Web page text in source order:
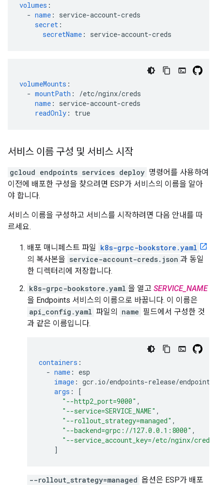
volumes :
- name :
service-account-creds
secret :
secretName : service-account-creds
volumeMounts :
- mountPath :
/etc/nginx/creds
name :
service-account-creds
readOnly : true
서비스 이름 구성 및 서비스 시작
gcloud endpoints services deploy 명령어를 사용하여
이전에 배포한 구성을 찾으려면 ESP가 서비스의 이름을 알아
야 합니다.
서비스 이름을 구성하고 서비스를 시작하려면 다음 안내를 따
르세요.
배포 매니페스트 파일 k8s-grpc-bookstore.yaml
의 복사본을 service-account-creds.json 과 동일
한 디렉터리에 저장합니다.
k8s-grpc-bookstore.yaml 을 열고 SERVICE_NAME
을 Endpoints 서비스의 이름으로 바꿉니다. 이 이름은
api_config.yaml 파일의 name 필드에서 구성한 것
과 같은 이름입니다.
containers :
- name :
esp
image : gcr.io/endpoints-release/
args :
[
"--http2_port=9000" ,
"--service=SERVICE_NAME" ,
"--rollout_strategy=managed" ,
"--backend=grpc://127.0.0.1:8000" ,
"--service_account_key=/etc/nginx/
]
--rollout_strategy=managed 옵션은 ESP가 배포